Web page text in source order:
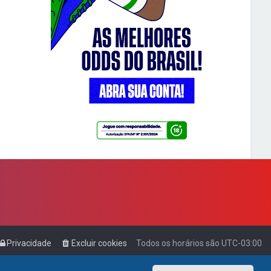
Todos os horários são UTC-03:00
Excluir cookies
Privacidade